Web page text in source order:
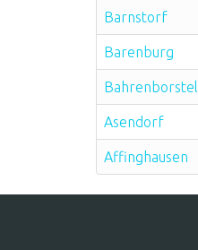
Barnstorf
Barenburg
Bahrenborstel
Asendorf
Affinghausen